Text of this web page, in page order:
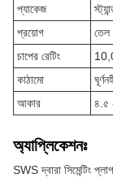
প্যাকেজ
প্রয়োগ
তেল
চাপের রেটিং
কাঠামো
আকার
৪.৫
অ্যাপ্লিকেশনঃ
SWS দ্বারা সিমেন্টিং প্লাগ